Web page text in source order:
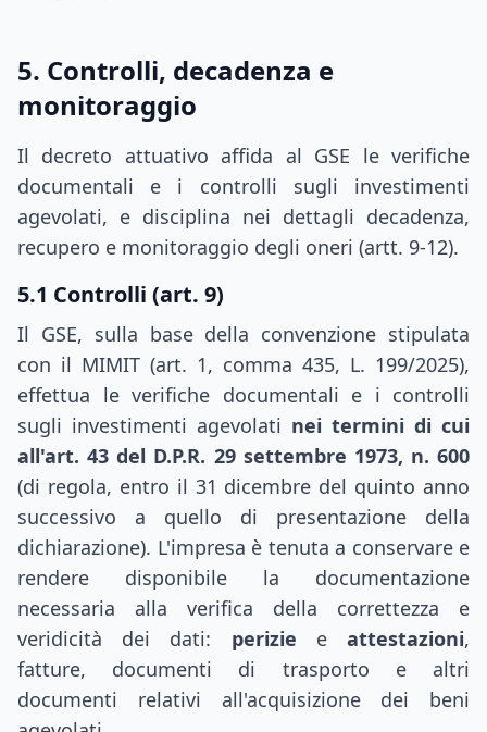
5. Controlli, decadenza e
monitoraggio
Il decreto attuativo affida al GSE le verifiche
documentali e i controlli sugli investimenti
agevolati, e disciplina nei dettagli decadenza,
recupero e monitoraggio degli oneri (artt. 9-12).
5.1 Controlli (art. 9)
Il GSE, sulla base della convenzione stipulata
con il MIMIT (art. 1, comma 435, L. 199/2025),
effettua le verifiche documentali e i controlli
sugli investimenti agevolati nei termini di cui
all'art. 43 del D.P.R. 29 settembre 1973, n. 600
(di regola, entro il 31 dicembre del quinto anno
successivo a quello di presentazione della
dichiarazione). L'impresa è tenuta a conservare e
rendere disponibile la documentazione
necessaria alla verifica della correttezza e
veridicità dei dati: perizie eattestazioni,
fatture, documenti di trasporto e altri
documenti relativi all'acquisizione dei beni